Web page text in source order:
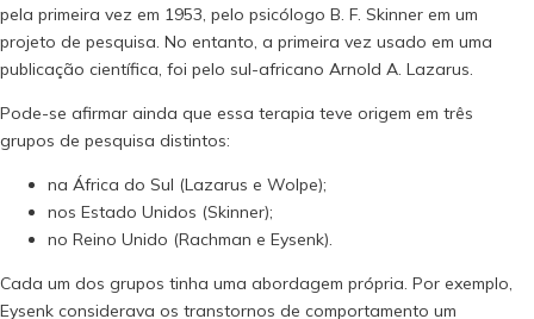
pela primeira vez em 1953, pelo psicólogo B. F. Skinner em um
projeto de pesquisa. No entanto, a primeira vez usado em uma
publicação científica, foi pelo sul-africano Arnold A. Lazarus.
Pode-se afirmar ainda que essa terapia teve origem em três
grupos de pesquisa distintos:
na África do Sul (Lazarus e Wolpe);
nos Estado Unidos (Skinner);
no Reino Unido (Rachman e Eysenk).
Cada um dos grupos tinha uma abordagem própria. Por exemplo,
Eysenk considerava os transtornos de comportamento um